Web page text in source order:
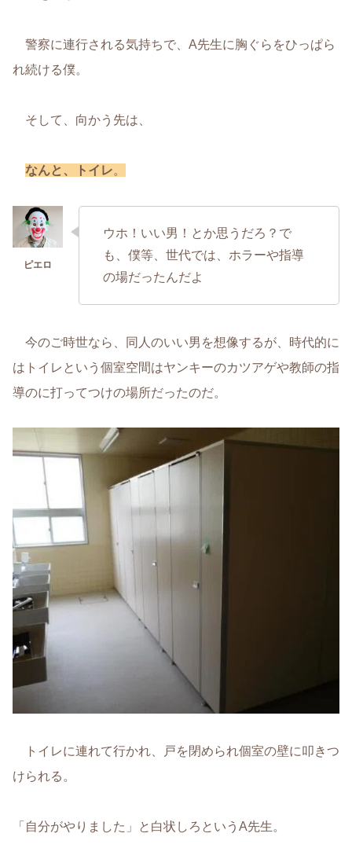
警察に連行される気持ちで、A先生に胸ぐらをひっぱら
れ続ける僕。
そして、向かう先は、
なんと、トイレ。
ウホ！いい男！とか思うだろ？で
も、僕等、世代では、ホラーや指導
の場だったんだよ
今のご時世なら、同人のいい男を想像するが、時代的に
はトイレという個室空間はヤンキーのカツアゲや教師の指
導のに打ってつけの場所だったのだ。
トイレに連れて行かれ、戸を閉められ個室の壁に叩きつ
けられる。
「自分がやりました」と白状しろというA先生。